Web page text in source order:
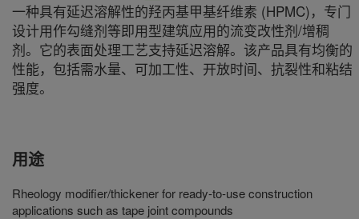
一种具有延迟溶解性的羟丙基甲基纤维素 (HPMC)，专门
设计用作勾缝剂等即用型建筑应用的流变改性剂/增稠
剂。它的表面处理工艺支持延迟溶解。该产品具有均衡的
性能，包括需水量、可加工性、开放时间、抗裂性和粘结
强度。
用途
Rheology modifier/thickener for ready-to-use construction
applications such as tape joint compounds